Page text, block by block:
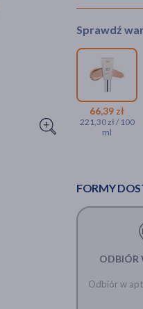
Sprawdź
66,39 zł
221,30 zł / 100
ml
FORMY
ODBIÓR
Odbiór w